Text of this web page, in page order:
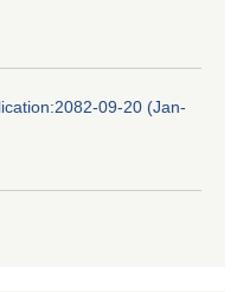
09-20 (Jan-